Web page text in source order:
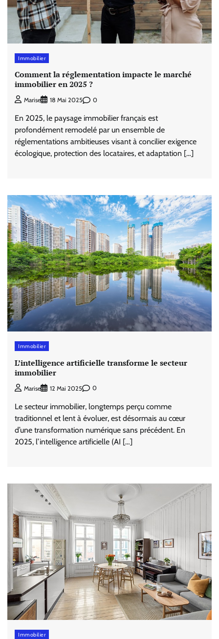
Immobilier
Comment la réglementation impacte le marché
immobilier en 2025 ?
Marise 18 Mai 2025 0
En 2025, le paysage immobilier français est
profondément remodelé par un ensemble de
réglementations ambitieuses visant à concilier exigence
écologique, protection des locataires, et adaptation […]
Immobilier
L’intelligence artificielle transforme le secteur
immobilier
Marise 12 Mai 2025 0
Le secteur immobilier, longtemps perçu comme
traditionnel et lent à évoluer, est désormais au cœur
d’une transformation numérique sans précédent. En
2025, l’intelligence artificielle (AI […]
Immobilier